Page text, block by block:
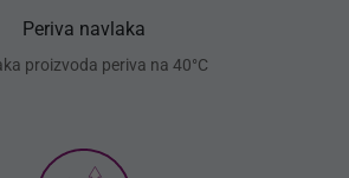
Periva navlaka
proizvoda periva na 40°C